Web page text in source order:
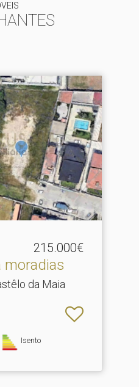
215.000€
moradias
da Maia
Isento